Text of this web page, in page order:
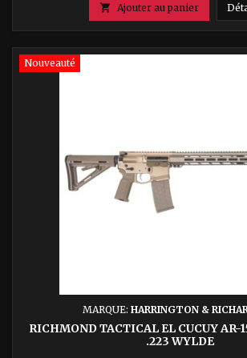
 Ajouter au panier
Nouveauté
MARQUE: HARRINGTON &
RICHMOND TACTICAL EL CUCUY AR-
.223 WYLDE